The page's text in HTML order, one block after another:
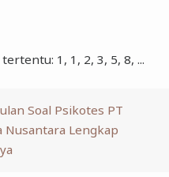
1, 1, 2, 3, 5, 8, ...
Soal Psikotes PT
Nusantara Lengkap